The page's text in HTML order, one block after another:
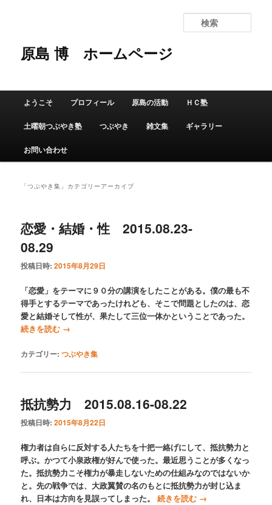
原島 博ホームページ
索
メインメニュー
メインコンテンツへ移動
サブコンテンツへ移動
ようこそ プロフィール 原島の活動 ＨＣ塾
土曜朝つぶやき塾 つぶやき 雑文集 ギャラリー
お問い合わせ
「つぶやき集 」カテゴリーアーカイブ
恋愛・結婚・性 2015.08.23-
08.29
投稿日時:2015年8月29日
「恋愛」をテーマに９０分の講演をしたことがある。僕の最も不
得手とするテーマであったけれども、そこで問題としたのは、恋
愛と結婚そして性が、果たして三位一体かということであった。
続きを読む →
カテゴリー: つぶやき集
抵抗勢力 2015.08.16-08.22
投稿日時:2015年8月22日
権力者は自らに反対する人たちを十把一絡げにして、抵抗勢力と
呼ぶ。かつて小泉政権が好んで使った。最近思うことが多くなっ
た。抵抗勢力こそ権力が暴走しないための仕組みなのではないか
と。先の戦争では、大政翼賛の名のもとに抵抗勢力が封じ込ま
れ、日本は方向を見誤ってしまった。続きを読む →